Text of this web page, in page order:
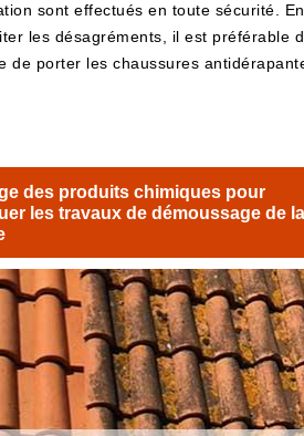
sont effectués en toute sécurité.
les désagréments, il est préférable
porter les chaussures
des produits chimiques pour
les travaux de démoussage de la